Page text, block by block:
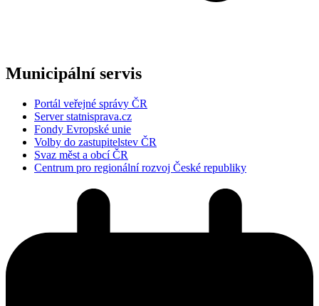
Municipální servis
Portál veřejné správy ČR
Server statnisprava.cz
Fondy Evropské unie
Volby do zastupitelstev ČR
Svaz měst a obcí ČR
Centrum pro regionální rozvoj České republiky